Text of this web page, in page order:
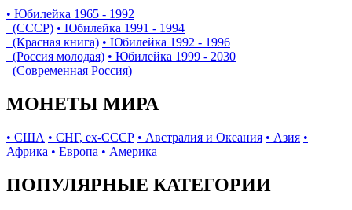
• Юбилейка 1965 - 1992
(СССР) • Юбилейка 1991 - 1994
(Красная книга) • Юбилейка 1992 - 1996
(Россия молодая) • Юбилейка 1999 - 2030
(Современная Россия)
МОНЕТЫ МИРА
• США • СНГ, ex-СССР • Австралия и Океания • Азия •
Африка • Европа • Америка
ПОПУЛЯРНЫЕ КАТЕГОРИИ